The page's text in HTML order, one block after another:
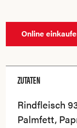
Online
ZUTATEN
Rindfleisch
Palmfett,